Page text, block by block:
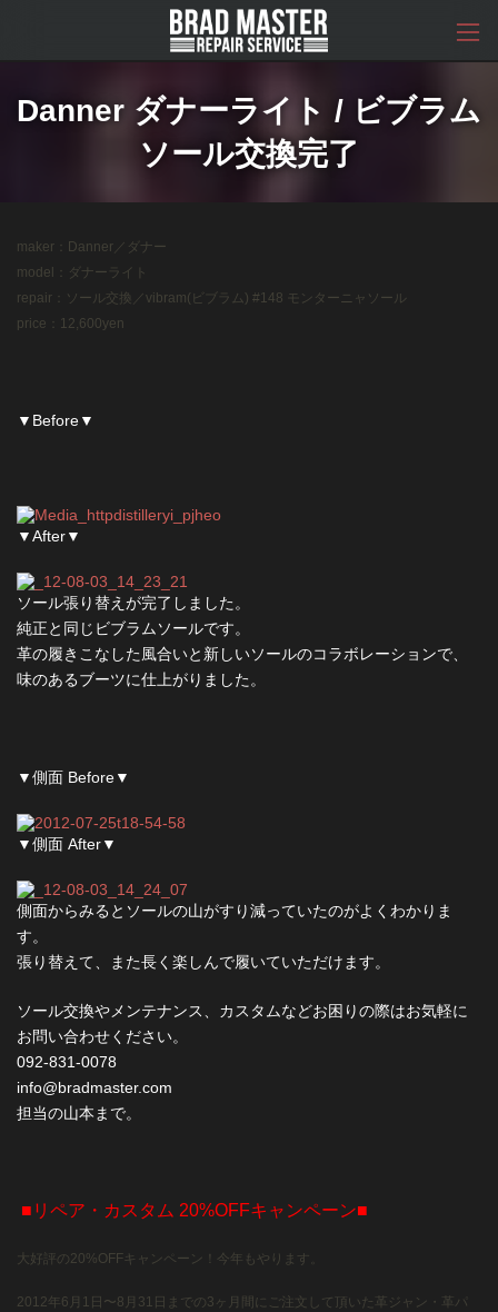
Danner ダナーライト / ビブラム
ソール交換完了
maker：Danner／ダナー
model：ダナーライト
repair：ソール交換／vibram(ビブラム) #148 モンターニャソール
price：12,600yen
▼Before▼
▼After▼
ソール張り替えが完了しました。
純正と同じビブラムソールです。
革の履きこなした風合いと新しいソールのコラボレーションで、
味のあるブーツに仕上がりました。
▼側面 Before▼
▼側面 After▼
側面からみるとソールの山がすり減っていたのがよくわかりま
す。
張り替えて、また長く楽しんで履いていただけます。
ソール交換やメンテナンス、カスタムなどお困りの際はお気軽に
お問い合わせください。
092-831-0078
info@bradmaster.com
担当の山本まで。
■リペア・カスタム 20%OFFキャンペーン■
大好評の20%OFFキャンペーン！今年もやります。
2012年6月1日〜8月31日までの3ヶ月間にご注文して頂いた革ジャン・革パ